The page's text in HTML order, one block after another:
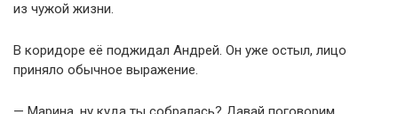
из чужой жизни.
В коридоре её поджидал Андрей. Он уже остыл, лицо
приняло обычное выражение.